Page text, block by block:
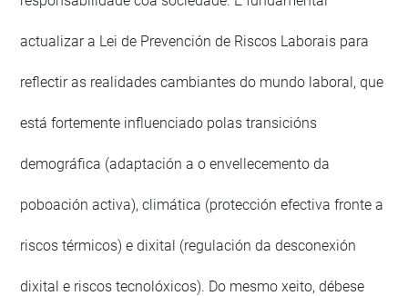
actualizar a Lei de Prevención de Riscos Laborais para
reflectir as realidades cambiantes do mundo laboral, que
está fortemente influenciado polas transicións
demográfica (adaptación a o envellecemento da
poboación activa), climática (protección efectiva fronte a
riscos térmicos) e dixital (regulación da desconexión
dixital e riscos tecnolóxicos). Do mesmo xeito, débese